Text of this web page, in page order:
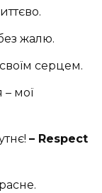
жалю.
серцем.
– мої
– Respect